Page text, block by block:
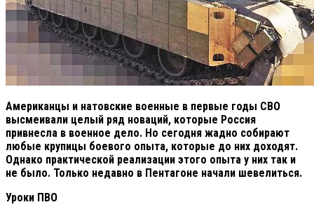
Американцы и натовские военные в первые годы СВО
высмеивали целый ряд новаций, которые Россия
привнесла в военное дело. Но сегодня жадно собирают
любые крупицы боевого опыта, которые до них доходят.
Однако практической реализации этого опыта у них так и
не было. Только недавно в Пентагоне начали шевелиться.
Уроки ПВО